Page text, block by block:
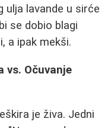
ulja lavande u sirće
se dobio blagi
a ipak mekši.
vs. Očuvanje
je živa. Jedni